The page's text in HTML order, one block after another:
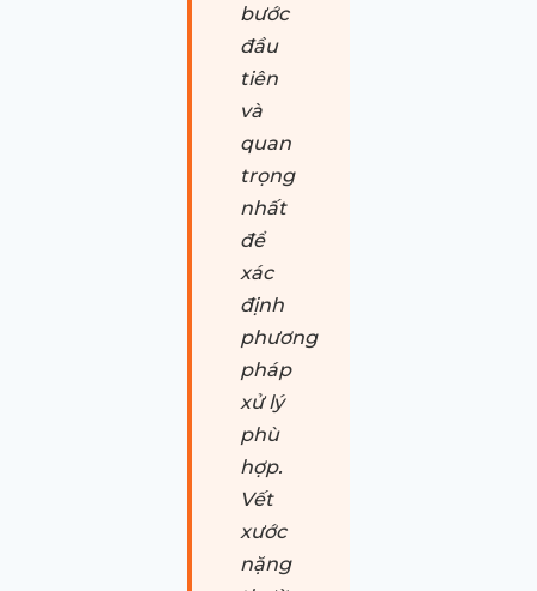
bước
đầu
tiên
và
quan
trọng
nhất
để
xác
định
phương
pháp
xử lý
phù
hợp.
Vết
xước
nặng